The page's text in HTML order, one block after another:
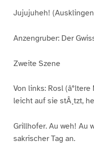
Jujujuheh!
Anzengruber: Der
Zweite Szene
Von links: Rosl
leicht auf sie stÂ¸tzt,
Grillhofer. Au weh! Au
sakrischer Tag an.